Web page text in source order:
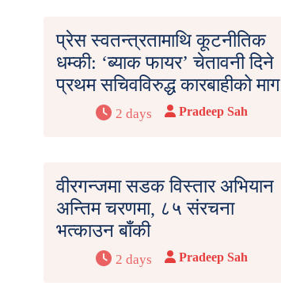
प्रेस स्वतन्त्रतामाथि कूटनीतिक
धम्की: ‘ब्याक फायर’ चेतावनी दिने
प्रथम सचिवविरुद्ध कारबाहीको माग
2 days Pradeep Sah
वीरगन्जमा सडक विस्तार अभियान
अन्तिम चरणमा, ८५ संरचना
भत्काउन बाँकी
2 days Pradeep Sah